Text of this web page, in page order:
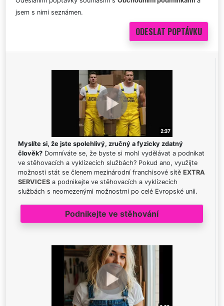
jsem s nimi seznámen.
Myslíte si, že jste spolehlivý, zručný a fyzicky zdatný
člověk? Domníváte se, že byste si mohl vydělávat a podnikat
ve stěhovacích a vyklízecích službách? Pokud ano, využijte
možnosti stát se členem mezinárodní franchisové sítě EXTRA
SERVICES a podnikejte ve stěhovacích a vyklízecích
službách s neomezenými možnostmi po celé Evropské unii.
Podnikejte ve stěhování